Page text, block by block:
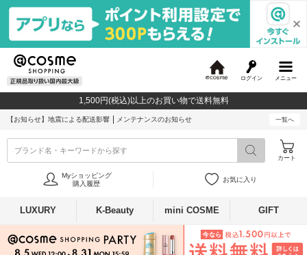
メニュー
ログイン
c
o
1,500円(税込)以上のお買い物で送料無料
【お知らせ】 地震による配送影響 メンテナンスのお知らせ 一覧へ
ブランド名・キーワードから探す
カート
Myショッピング
購入履歴
お気に入り
LUXURY K-Beauty mini COSME GIFT